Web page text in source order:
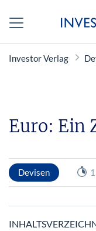
Investor Verlag
Euro: Ein
Devisen